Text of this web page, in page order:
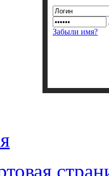
Забыли имя?